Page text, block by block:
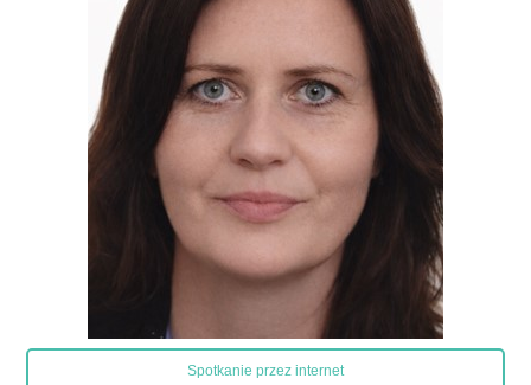
Spotkanie przez internet